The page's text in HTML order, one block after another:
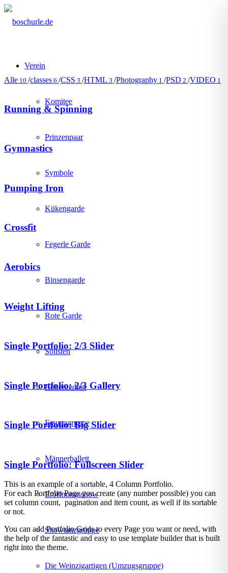
Verein
Komitee
Prinzenpaar
Symbole
Kükengarde
Fegerle Garde
Binsengarde
Rote Garde
Solisten
Büttenredner
Frauengruppe
Männerballett
Eröffnungsshow
Showtanzgruppe
Die Weinzigartigen (Umzugsgruppe)
Alle 10 /classes 6 /CSS 3 /HTML 3 /Photography 1 /PSD 2 /VIDEO 1
Running & Spinning
Gymnastics
Pumping Iron
Crossfit
Aerobics
Weight Lifting
Single Portfolio: 2/3 Slider
Single Portfolio: 2/3 Gallery
Single Portfolio: Big Slider
Single Portfolio: Fullscreen Slider
This is an example of a sortable, 4 Column Portfolio.
For each Portfolio Page you create (any number possible) you can
set column count, pagination and item count, as well if its sortable
or not.
You can add Portfolio Grids to every Page you want or need, with
the help of the fantastic and easy to use template builder that is built
right into the theme.